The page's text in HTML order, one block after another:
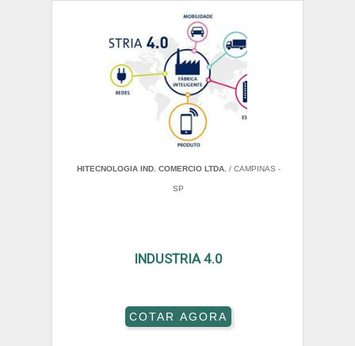
HITECNOLOGIA IND. COMERCIO LTDA. / CAMPINAS -
SP
INDUSTRIA 4.0
COTAR AGORA